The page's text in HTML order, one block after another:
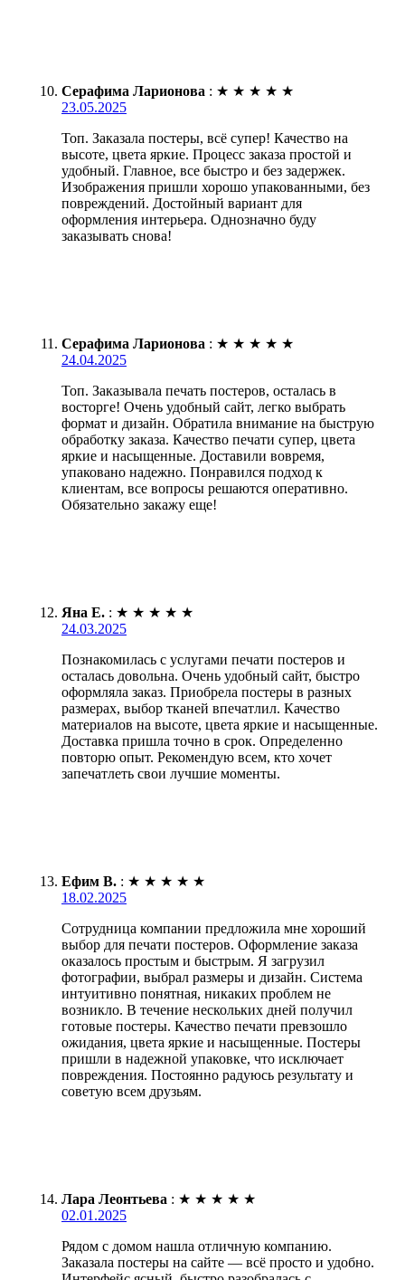
Серафима Ларионова : ★ ★ ★ ★ ★
23.05.2025
Топ. Заказала постеры, всё супер! Качество на
высоте, цвета яркие. Процесс заказа простой и
удобный. Главное, все быстро и без задержек.
Изображения пришли хорошо упакованными, без
повреждений. Достойный вариант для
оформления интерьера. Однозначно буду
заказывать снова!
Серафима Ларионова : ★ ★ ★ ★ ★
24.04.2025
Топ. Заказывала печать постеров, осталась в
восторге! Очень удобный сайт, легко выбрать
формат и дизайн. Обратила внимание на быструю
обработку заказа. Качество печати супер, цвета
яркие и насыщенные. Доставили вовремя,
упаковано надежно. Понравился подход к
клиентам, все вопросы решаются оперативно.
Обязательно закажу еще!
Яна Е. : ★ ★ ★ ★ ★
24.03.2025
Познакомилась с услугами печати постеров и
осталась довольна. Очень удобный сайт, быстро
оформляла заказ. Приобрела постеры в разных
размерах, выбор тканей впечатлил. Качество
материалов на высоте, цвета яркие и насыщенные.
Доставка пришла точно в срок. Определенно
повторю опыт. Рекомендую всем, кто хочет
запечатлеть свои лучшие моменты.
Ефим В. : ★ ★ ★ ★ ★
18.02.2025
Сотрудница компании предложила мне хороший
выбор для печати постеров. Оформление заказа
оказалось простым и быстрым. Я загрузил
фотографии, выбрал размеры и дизайн. Система
интуитивно понятная, никаких проблем не
возникло. В течение нескольких дней получил
готовые постеры. Качество печати превзошло
ожидания, цвета яркие и насыщенные. Постеры
пришли в надежной упаковке, что исключает
повреждения. Постоянно радуюсь результату и
советую всем друзьям.
Лара Леонтьева : ★ ★ ★ ★ ★
02.01.2025
Рядом с домом нашла отличную компанию.
Заказала постеры на сайте — всё просто и удобно.